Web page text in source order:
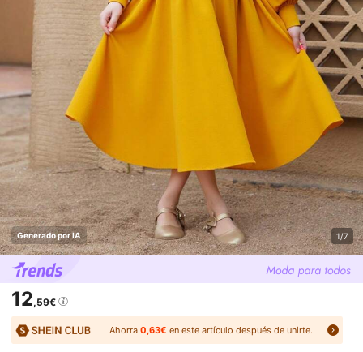
Generado por IA 1/7
12,59€
Ahorra0,63€ en este artículo después de unirte.